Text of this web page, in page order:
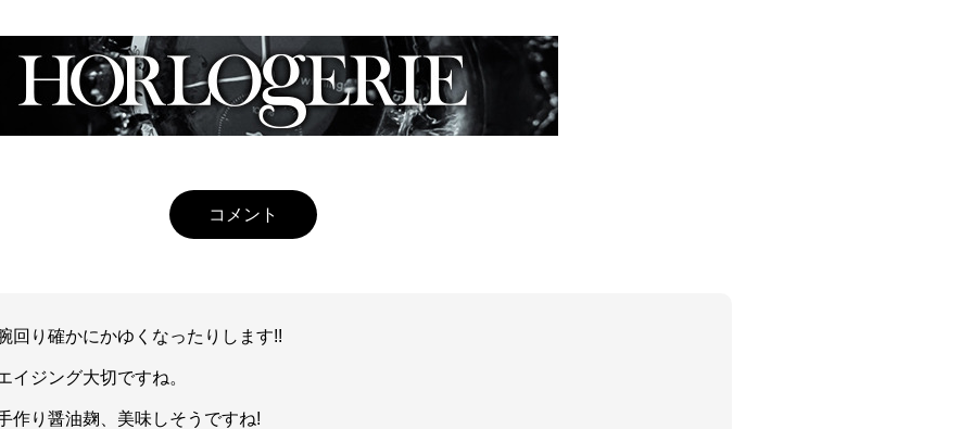
コメント
回り確かにかゆくなったりします!!
イジング大切ですね。
作り醤油麹、美味しそうですね!